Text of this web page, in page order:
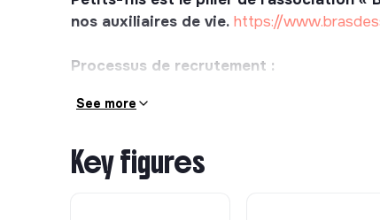
nos auxiliaires de vie. https://
Processus de recrutement :
Rencontre avec vos futurs collègues.
See more
Key figures